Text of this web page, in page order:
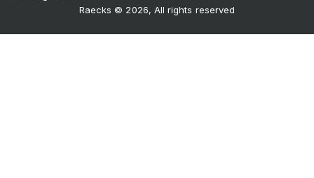
Raecks © 2026, All rights reserved